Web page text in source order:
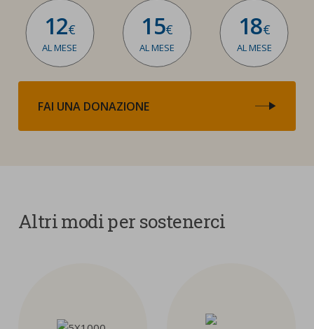
12€
AL MESE
15€
AL MESE
18€
AL MESE
FAI UNA DONAZIONE
Altri modi per sostenerci